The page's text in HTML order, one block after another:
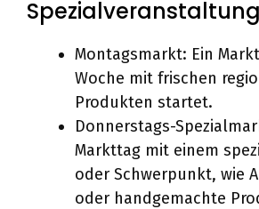
Montagsmarkt: Ein
Woche mit frischen
Produkten startet.
Donnerstags-
Markttag mit einem
oder Schwerpunkt, wie
oder handgemachte